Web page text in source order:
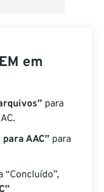
em
para
AAC” para